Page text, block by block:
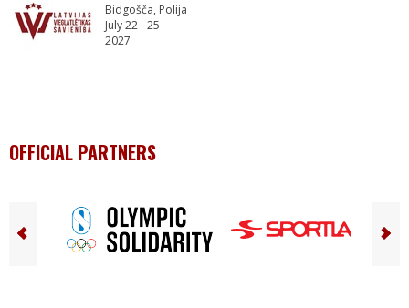
Bidgošča, Polija
July 22 - 25
2027
OFFICIAL PARTNERS